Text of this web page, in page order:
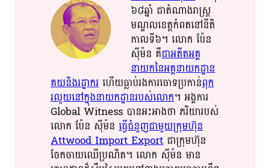
៦៨​​ឆ្នាំ​​ ជា​​តំណាង​​រាស្ត្រ​​
មណ្ឌល​​​ខេត្ត​​កំពត​​នៅ​នីតិ
កាល​​ទី​​៦​​។​ លោក​ ប៉ែន​
ស៊ី​ម៉ន​​ គឺ​ជា​​អតីត​អគ្គ
នាយក​​នៃ​អគ្គ​​នាយក​​ដ្ឋាន​​
គយ​​និង​​រដ្ឋាករ​​​ ហើយ​​ធ្លាប់​​រង​​ការ​​ចោទ​​ប្រកាន់​​ពុក​​
រលួយ​​នៅ​​​ក្នុង​​នាយក​​ដ្ឋាន​​របស់​​លោក​​។​ អង្គការ​​
Global Witness ​បាន​​អះ​​អាង​​ថា​ ភរិយា​​របស់​​
លោក​ ប៉ែន​ ស៊ី​ម៉ន​​ ធ្វើ​​ជំនួញ​​ជាមួយ​​ក្រុម​​ហ៊ុន​
Attwood Import Export ជា​​ក្រុមហ៊ុន​​
ចែក​​ចាយ​​ឈើ​​ប្រណិត​​។​ លោក​ ស៊ី​ម៉ន​ មាន​​